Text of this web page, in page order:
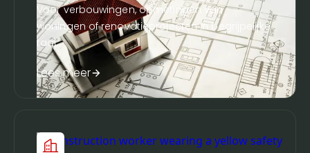
Voor verbouwingen, opmetingen van
woningen of renovatieprojecten in begrijpelijke
taal.
Lees meer